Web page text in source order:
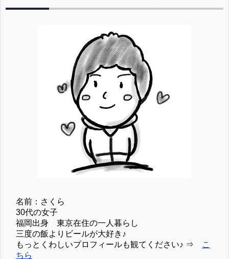
名前：さくら
30代の女子
福岡出身 東京在住の一人暮らし
三度の飯よりビールが大好き♪
もっとくわしいプロフィールも観てください♪ ⇒
こ
ちら